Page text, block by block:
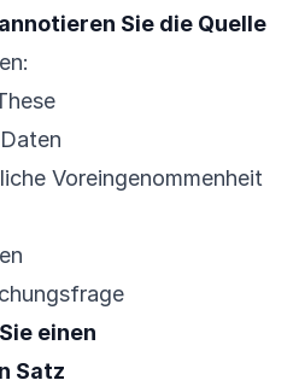
Sie die Quelle
Voreingenommenheit
einen
Satz